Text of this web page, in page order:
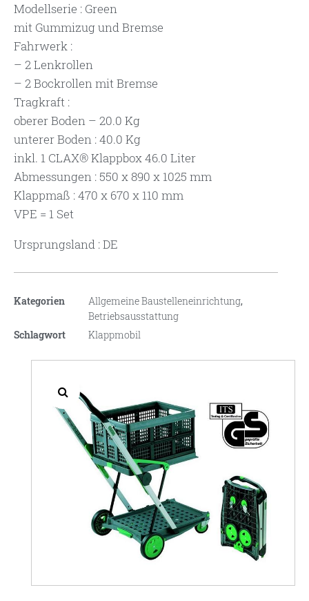
Modellserie : Green
mit Gummizug und Bremse
Fahrwerk :
– 2 Lenkrollen
– 2 Bockrollen mit Bremse
Tragkraft :
oberer Boden – 20.0 Kg
unterer Boden : 40.0 Kg
inkl. 1 CLAX® Klappbox 46.0 Liter
Abmessungen : 550 x 890 x 1025 mm
Klappmaß : 470 x 670 x 110 mm
VPE = 1 Set
Ursprungsland : DE
Kategorien Allgemeine Baustelleneinrichtung,
Betriebsausstattung
Schlagwort
Klappmobil